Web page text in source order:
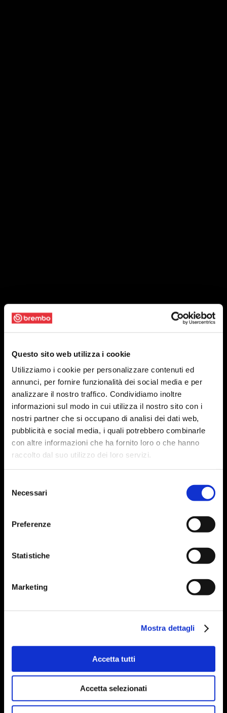
Questo sito web utilizza i cookie
Utilizziamo i cookie per personalizzare contenuti ed
annunci, per fornire funzionalità dei social media e per
analizzare il nostro traffico. Condividiamo inoltre
informazioni sul modo in cui utilizza il nostro sito con i
nostri partner che si occupano di analisi dei dati web,
pubblicità e social media, i quali potrebbero combinarle
con altre informazioni che ha fornito loro o che hanno
raccolto dal suo utilizzo dei loro servizi.
delNecessari
Preferenze
Statistiche
Marketing
Mostra dettagli
Accetta tutti
Accetta selezionati